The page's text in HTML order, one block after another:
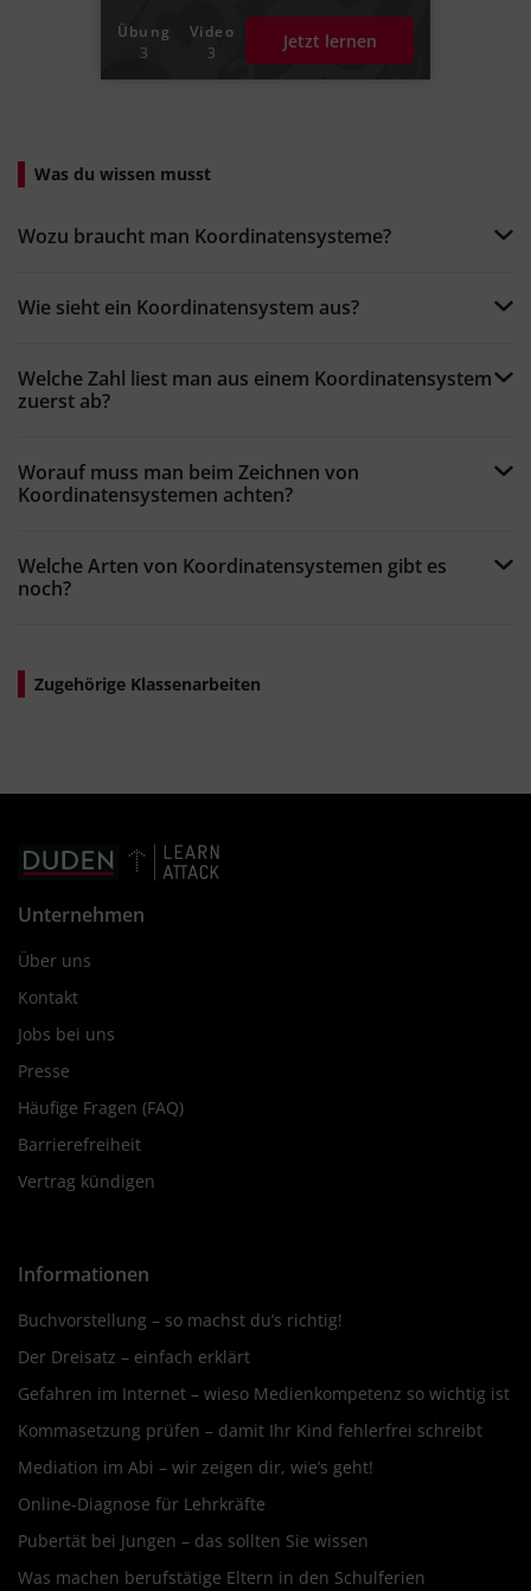
Übung
3
Video
3
Jetzt lernen
Was du wissen musst
Wozu braucht man Koordinatensysteme?
Wie sieht ein Koordinatensystem aus?
Welche Zahl liest man aus einem Koordinatensystem
zuerst ab?
Worauf muss man beim Zeichnen von
Koordinatensystemen achten?
Welche Arten von Koordinatensystemen gibt es
noch?
Zugehörige Klassenarbeiten
Unternehmen
Über uns
Kontakt
Jobs bei uns
Presse
Häufige Fragen (FAQ)
Barrierefreiheit
Vertrag kündigen
Informationen
Buchvorstellung – so machst du’s richtig!
Der Dreisatz – einfach erklärt
Gefahren im Internet – wieso Medienkompetenz so wichtig ist
Kommasetzung prüfen – damit Ihr Kind fehlerfrei schreibt
Mediation im Abi – wir zeigen dir, wie’s geht!
Online-Diagnose für Lehrkräfte
Pubertät bei Jungen – das sollten Sie wissen
Was machen berufstätige Eltern in den Schulferien